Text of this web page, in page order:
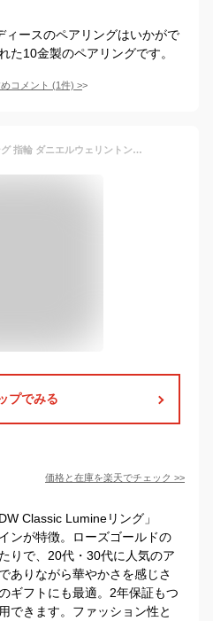
ィースのペアリングはいかがで
た10金製のペアリングです。
コメント (1件) >
＼公式限定2年保証／ リング 指輪 ダニエルウェリントン DW Classic Lumine アクセサリー ジュエリー ブランド 20代 30代 ローズゴールド レディース 大人 かわいい 上品 綺麗 ファッション ペアリング 人気 シンプル おしゃれ ギフト プレゼント 祝い 記念 公式 2年保証
プでみる
価格と在庫を楽天でチェック >>
Classic Lumineリング」
ンが特徴。ローズゴールドの
りで、20代・30代に人気のア
ありながら華やかさを感じさ
ギフトにも最適。2年保証もつ
できます。ファッション性と